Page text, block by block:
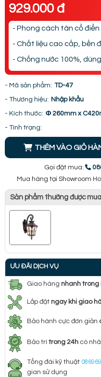
929.000 đ
- Phong cách tân cổ
- Chất liệu cao cấp, bền
- Chống nước 100%,
- Mã sản phẩm: TD-47
- Thương hiệu: Nhập khẩu
- Kích thước: Φ 260mm x
- Tình trạng:
THÊM VÀO GIỎ
Gọi đặt mua:
Mua hàng tại Showroom
Sản phẩm thường được
ƯU ĐÃI DỊCH VỤ
Giao hàng nhanh trong
Lắp đặt ngay khi giao
Bảo hành cực đơn giản
Bảo trì trong 24h có
Tổng đài kỹ thuật
gian sử dụng